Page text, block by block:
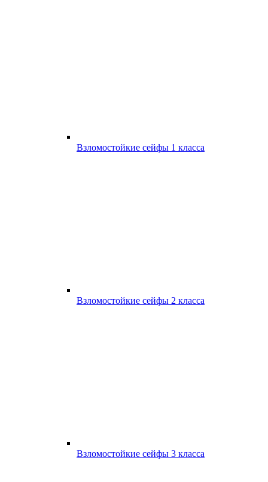
Взломостойкие сейфы 1 класса
Взломостойкие сейфы 2 класса
Взломостойкие сейфы 3 класса